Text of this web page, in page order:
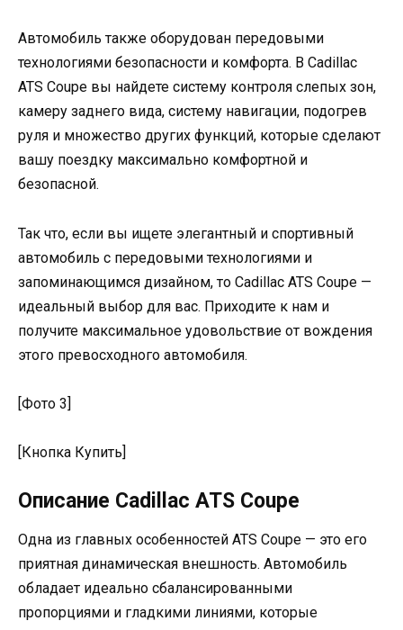
Автомобиль также оборудован передовыми
технологиями безопасности и комфорта. В Cadillac
ATS Coupe вы найдете систему контроля слепых зон,
камеру заднего вида, систему навигации, подогрев
руля и множество других функций, которые сделают
вашу поездку максимально комфортной и
безопасной.
Так что, если вы ищете элегантный и спортивный
автомобиль с передовыми технологиями и
запоминающимся дизайном, то Cadillac ATS Coupe —
идеальный выбор для вас. Приходите к нам и
получите максимальное удовольствие от вождения
этого превосходного автомобиля.
[Фото 3]
[Кнопка Купить]
Описание Cadillac ATS Coupe
Одна из главных особенностей ATS Coupe — это его
приятная динамическая внешность. Автомобиль
обладает идеально сбалансированными
пропорциями и гладкими линиями, которые